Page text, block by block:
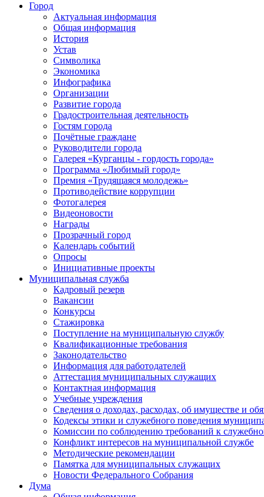
Город
Актуальная информация
Общая информация
История
Устав
Символика
Экономика
Инфографика
Организации
Развитие города
Градостроительная деятельность
Гостям города
Почётные граждане
Руководители города
Галерея «Курганцы - гордость города»
Программа «Любимый город»
Премия «Трудящаяся молодежь»
Противодействие коррупции
Фотогалерея
Видеоновости
Награды
Прозрачный город
Календарь событий
Опросы
Инициативные проекты
Муниципальная служба
Кадровый резерв
Вакансии
Конкурсы
Стажировка
Поступление на муниципальную службу
Квалификационные требования
Законодательство
Информация для работодателей
Аттестация муниципальных служащих
Контактная информация
Учебные учреждения
Сведения о доходах, расходах, об имуществе и
Кодексы этики и служебного поведения
Комиссии по соблюдению требований к
Конфликт интересов на муниципальной службе
Методические рекомендации
Памятка для муниципальных служащих
Новости Федерального Cобрания
Дума